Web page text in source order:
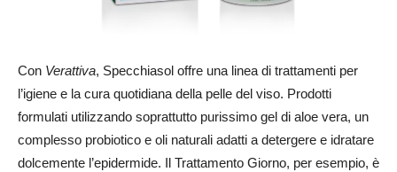
Con Verattiva, Specchiasol offre una linea di trattamenti per
l’igiene e la cura quotidiana della pelle del viso. Prodotti
formulati utilizzando soprattutto purissimo gel di aloe vera, un
complesso probiotico e oli naturali adatti a detergere e idratare
dolcemente l’epidermide. Il Trattamento Giorno, per esempio, è